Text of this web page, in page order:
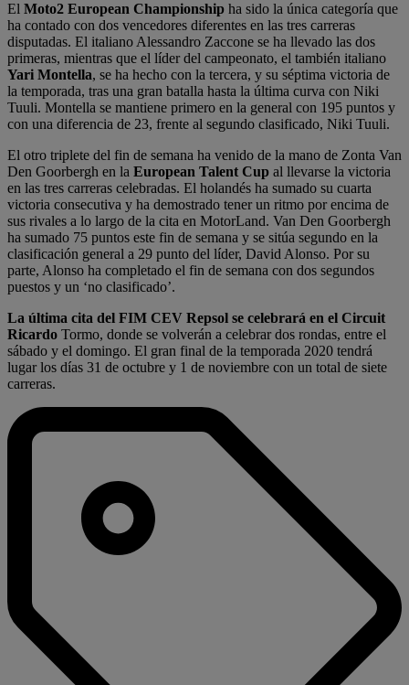
El Moto2 European Championship ha sido la única categoría que
ha contado con dos vencedores diferentes en las tres carreras
disputadas. El italiano Alessandro Zaccone se ha llevado las dos
primeras, mientras que el líder del campeonato, el también italiano
Yari Montella, se ha hecho con la tercera, y su séptima victoria de
la temporada, tras una gran batalla hasta la última curva con Niki
Tuuli. Montella se mantiene primero en la general con 195 puntos y
con una diferencia de 23, frente al segundo clasificado, Niki Tuuli.
El otro triplete del fin de semana ha venido de la mano de Zonta Van
Den Goorbergh en la European Talent Cup al llevarse la victoria
en las tres carreras celebradas. El holandés ha sumado su cuarta
victoria consecutiva y ha demostrado tener un ritmo por encima de
sus rivales a lo largo de la cita en MotorLand. Van Den Goorbergh
ha sumado 75 puntos este fin de semana y se sitúa segundo en la
clasificación general a 29 punto del líder, David Alonso. Por su
parte, Alonso ha completado el fin de semana con dos segundos
puestos y un ‘no clasificado’.
La última cita del FIM CEV Repsol se celebrará en el Circuit
Ricardo Tormo, donde se volverán a celebrar dos rondas, entre el
sábado y el domingo. El gran final de la temporada 2020 tendrá
lugar los días 31 de octubre y 1 de noviembre con un total de siete
carreras.